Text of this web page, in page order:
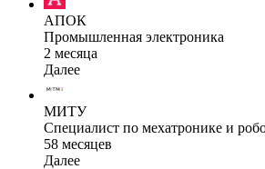
АПОК
Промышленная электроника
2 месяца
Далее
МИТУ
Специалист по мехатронике и
58 месяцев
Далее